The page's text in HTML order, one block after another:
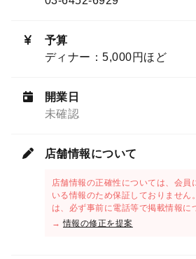
予算
ディナー：5,000円ほど
開業日
未確認
店舗情報について
店舗情報の正確性については、会員
いる情報のため保証しておりません
は、必ず事前に電話等で掲載情報に
→情報の修正を提案